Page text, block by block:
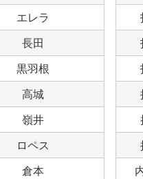
エレラ
長田
黒羽根
高城
嶺井
ロペス
倉本